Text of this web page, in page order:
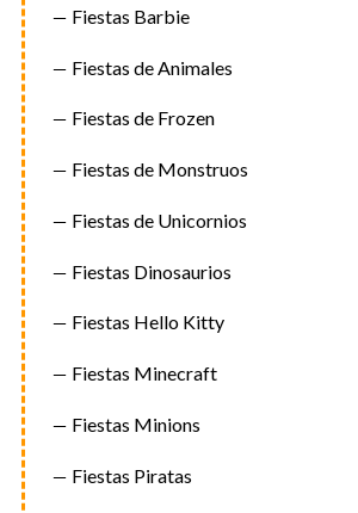
Fiestas Barbie
Fiestas de Animales
Fiestas de Frozen
Fiestas de Monstruos
Fiestas de Unicornios
Fiestas Dinosaurios
Fiestas Hello Kitty
Fiestas Minecraft
Fiestas Minions
Fiestas Piratas